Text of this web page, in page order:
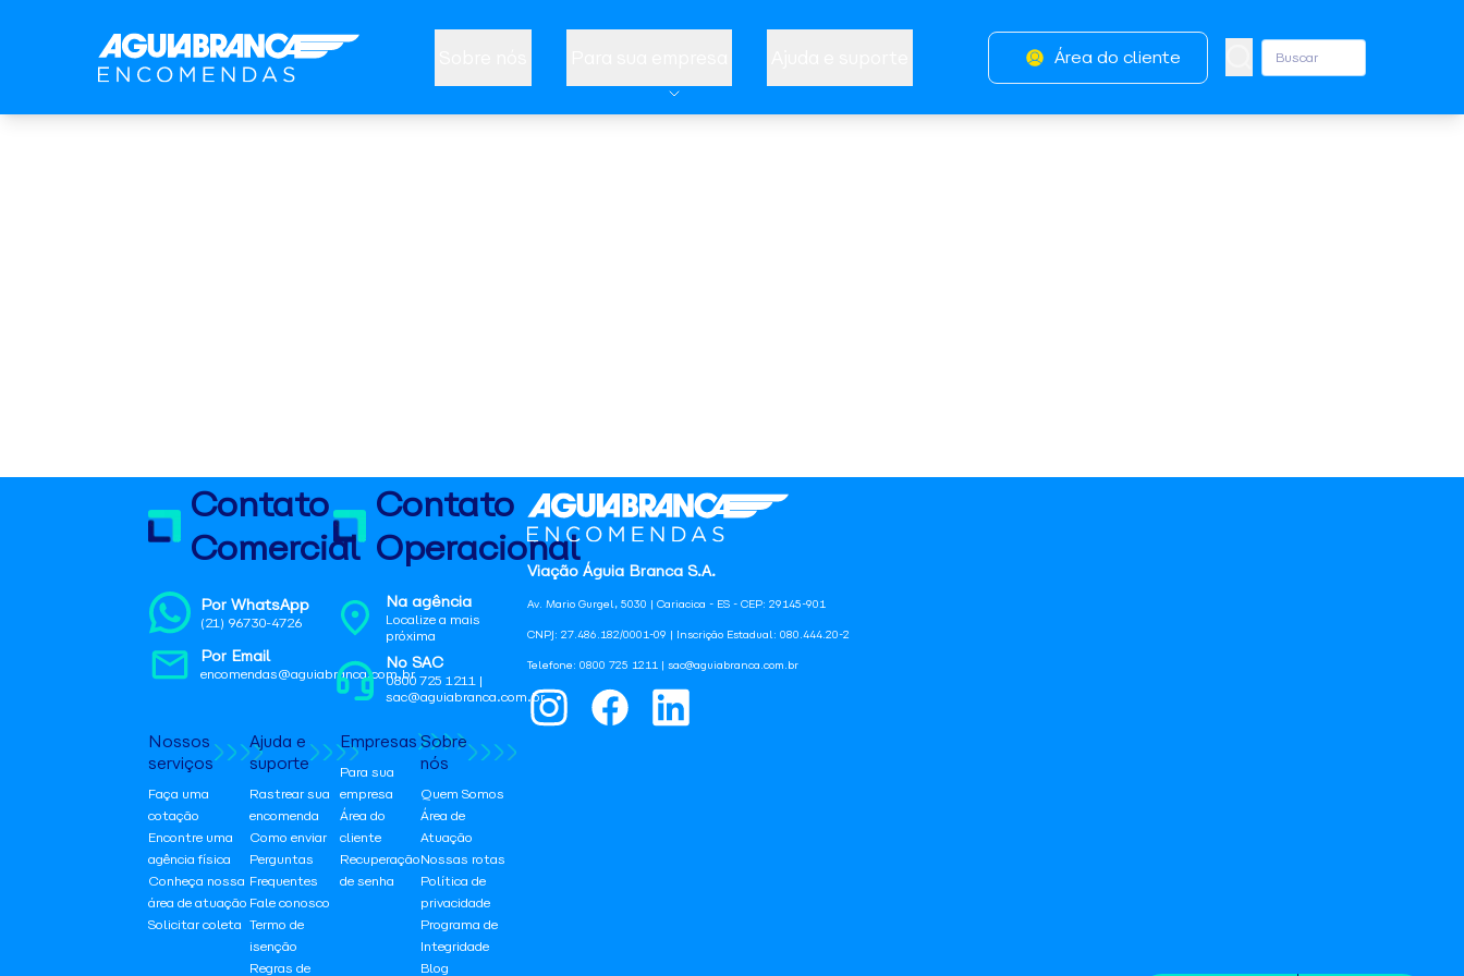
Área do cliente
Viação Águia Branca S.A.
Av. Mario Gurgel, 5030 | Cariacica - ES - CEP: 29145-901
CNPJ: 27.486.182/0001-09 | Inscrição Estadual: 080.444.20-2
Telefone: 0800 725 1211 | sac@aguiabranca.com.br
Contato
Comercial
Por WhatsApp
(21) 96730-4726
Por Email
encomendas@aguiabranca.com.br
Contato
Operacional
Na agência
Localize a mais
próxima
No SAC
0800 725 1211 |
sac@aguiabranca.com.br
Nossos
serviços
Faça uma
cotação
Encontre uma
agência física
Conheça nossa
área de atuação
Solicitar coleta
Ajuda e
suporte
Rastrear sua
encomenda
Como enviar
Perguntas
Frequentes
Fale conosco
Termo de
isenção
Regras de
Empresas
Para sua
empresa
Área do
cliente
Recuperação
de senha
Sobre
nós
Quem Somos
Área de
Atuação
Nossas rotas
Política de
privacidade
Programa de
Integridade
Blog